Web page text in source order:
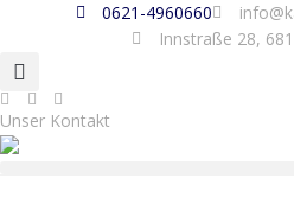
0621-4960660
Innstraße 28,
Unser Kontakt